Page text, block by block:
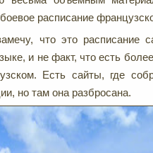
расписание
что это расписание
и не факт, что есть
Есть сайты, где
но там она разбросана.